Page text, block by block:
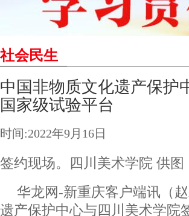
社会民生
中国非物质文化遗产保护
国家级试验平台
时间:2022年9月16日
签约现场。四川美术学院 供图
华龙网-新重庆客户端讯（
遗产保护中心与四川美术学院